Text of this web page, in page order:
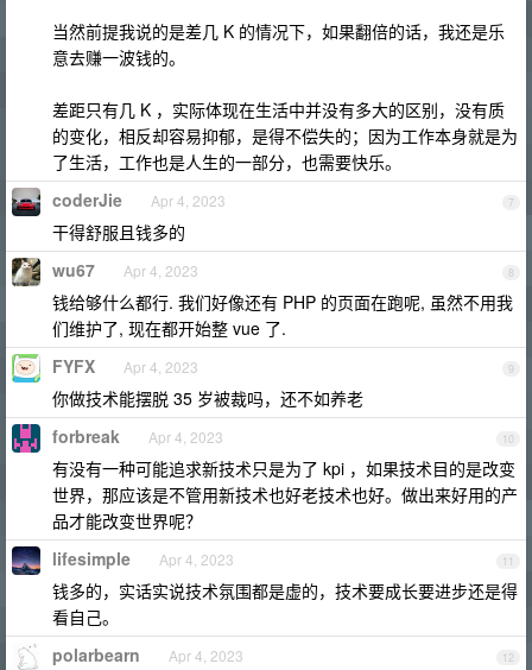
当然前提我说的是差几 K 的情况下，如果翻倍的话，我还是乐
意去赚一波钱的。
差距只有几 K ，实际体现在生活中并没有多大的区别，没有质
的变化，相反却容易抑郁，是得不偿失的；因为工作本身就是为
了生活，工作也是人生的一部分，也需要快乐。
7
coderJie Apr 4, 2023
干得舒服且钱多的
8
wu67 Apr 4, 2023
钱给够什么都行. 我们好像还有 PHP 的页面在跑呢, 虽然不用我
们维护了, 现在都开始整 vue 了.
9
FYFX Apr 4, 2023
你做技术能摆脱 35 岁被裁吗，还不如养老
10
forbreak Apr 4, 2023
有没有一种可能追求新技术只是为了 kpi ，如果技术目的是改变
世界，那应该是不管用新技术也好老技术也好。做出来好用的产
品才能改变世界呢？
11
lifesimple Apr 4, 2023
钱多的，实话实说技术氛围都是虚的，技术要成长要进步还是得
看自己。
12
polarbearn Apr 4, 2023